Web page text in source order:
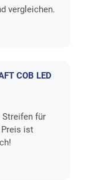
vergleichen.
COB LED
Streifen für
Preis ist